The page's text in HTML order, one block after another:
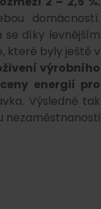
domácností.
se díky levnějším
které byly ještě v
výrobního
energií pro
Výsledně tak
nezaměstnanosti